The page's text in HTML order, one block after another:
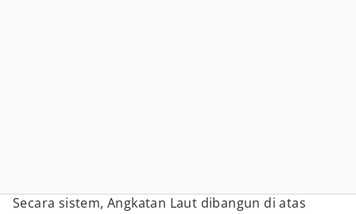
Secara sistem, Angkatan Laut dibangun di atas